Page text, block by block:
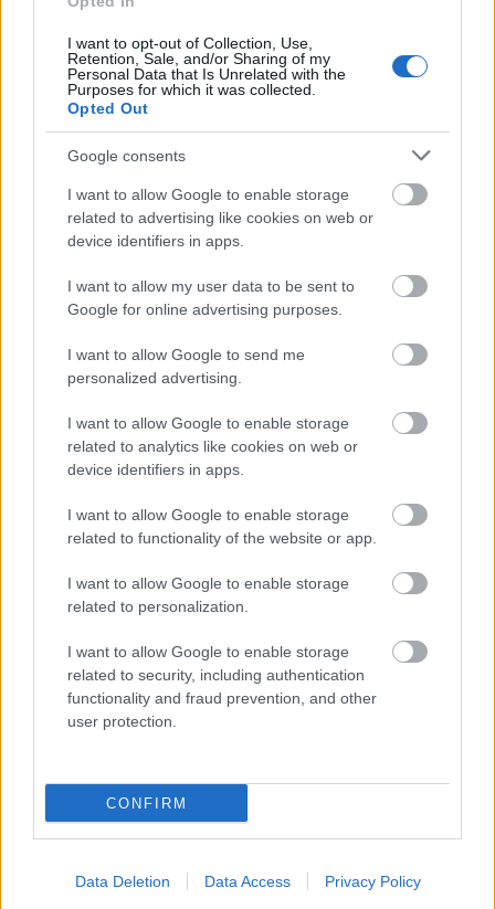
I want to opt-out of Collection, Use,
Retention, Sale, and/or Sharing of my
Personal Data that Is Unrelated with the
Purposes for which it was collected.
Opted Out
Google consents
I want to allow Google to enable storage
related to advertising like cookies on web or
device identifiers in apps.
I want to allow my user data to be sent to
Google for online advertising purposes.
I want to allow Google to send me
personalized advertising.
I want to allow Google to enable storage
related to analytics like cookies on web or
device identifiers in apps.
I want to allow Google to enable storage
related to functionality of the website or app.
I want to allow Google to enable storage
related to personalization.
I want to allow Google to enable storage
related to security, including authentication
functionality and fraud prevention, and other
user protection.
CONFIRM
Data Deletion Data Access Privacy Policy
Både FIS og IBU har vedtatt totalforbud mot
fluorholdige produkter i konkurranser på alle
nivåer. Det gjorde de to forbundene henholdsvis i
november 2019 og på nyåret 2020. Bakgrunnen
for å innføre forbudet, er at fluor er en miljøgift.
Siden forbudet ble vedtatt har IBU og FIS jobbet
med å utvikle et håndholdt testapparat som skal
brukes til å kontrollere om det er brukt fluorholdig
Fluorforbudet skulle vært innført i full skala fra
og med sesongen 2021/22, men ble utsatt fordi
Når det totale fluorforbudet nå innføres, altså fra
og med sesongen 2023/24, vil det omfatte alle
former for fluor. Totalforbudet vil gjelde for alle
grener og konkurransenivåer i både FIS og IBU:
Fra verdenscup og internasjonale mesterskap til alt
renn i regi av klubber tilknyttet de nasjonale
særforbundene.
FAKTA Fluorforbud
konsentrasjoner over 25 ppm (partikler per
million) fordi disse utgjør en risiko for helse
og miljø.
I november 2019 vedtok FIS et totalforbud
mot produkter som inneholder fluor, spesifikt